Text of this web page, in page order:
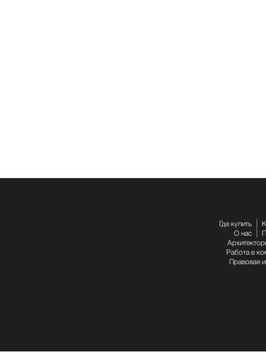
Где купить
О нас
Работа в
Правовая